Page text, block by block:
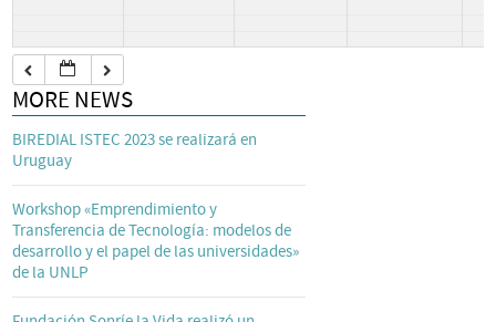
MORE NEWS
BIREDIAL ISTEC 2023 se realizará en
Uruguay
Workshop «Emprendimiento y
Transferencia de Tecnología: modelos de
desarrollo y el papel de las universidades»
de la UNLP